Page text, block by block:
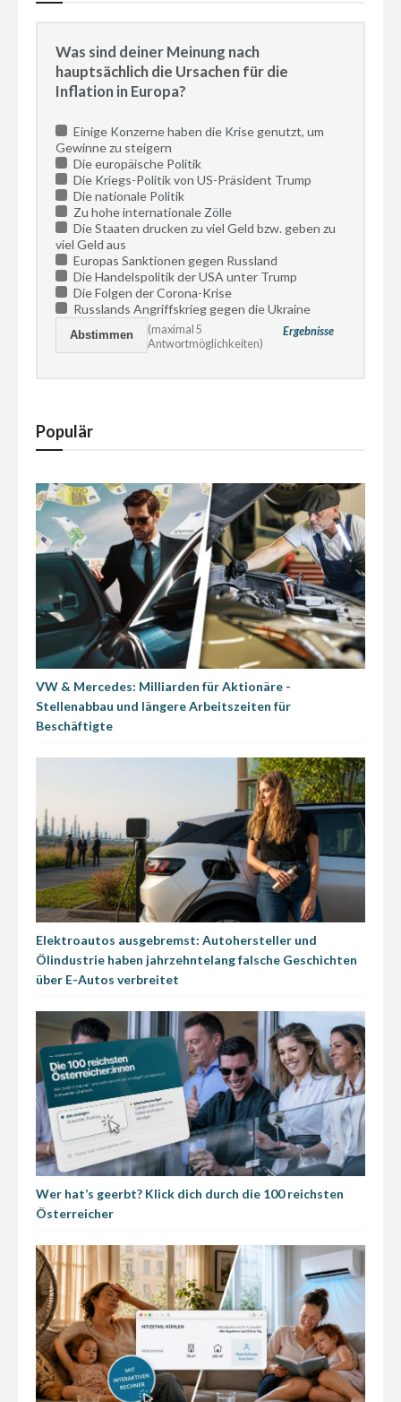
Was sind deiner Meinung nach
hauptsächlich die Ursachen für die
Inflation in Europa?
Einige Konzerne haben die Krise genutzt, um
Gewinne zu steigern
Die europäische Politik
Die Kriegs-Politik von US-Präsident Trump
Die nationale Politik
Zu hohe internationale Zölle
Die Staaten drucken zu viel Geld bzw. geben zu
viel Geld aus
Europas Sanktionen gegen Russland
Die Handelspolitik der USA unter Trump
Die Folgen der Corona-Krise
Russlands Angriffskrieg gegen die Ukraine
Ergebnisse
(maximal 5
Antwortmöglichkeiten)
Populär
VW & Mercedes: Milliarden für Aktionäre -
Stellenabbau und längere Arbeitszeiten für
Beschäftigte
Elektroautos ausgebremst: Autohersteller und
Ölindustrie haben jahrzehntelang falsche Geschichten
über E-Autos verbreitet
Wer hat’s geerbt? Klick dich durch die 100 reichsten
Österreicher